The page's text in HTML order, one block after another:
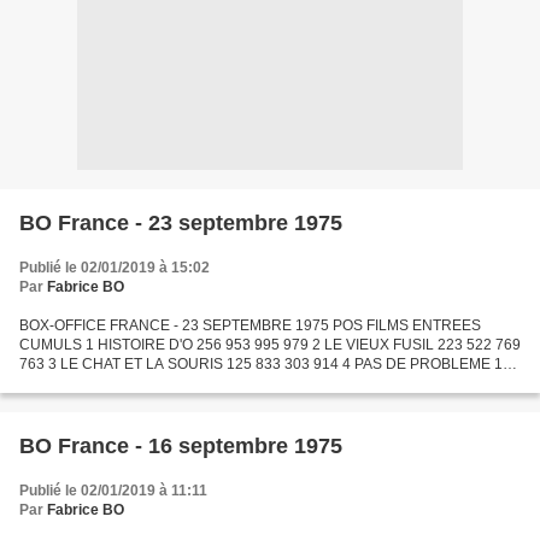
BO France - 23 septembre 1975
Publié le 02/01/2019 à 15:02
Par Fabrice BO
BOX-OFFICE FRANCE - 23 SEPTEMBRE 1975 POS FILMS ENTREES
CUMULS 1 HISTOIRE D'O 256 953 995 979 2 LE VIEUX FUSIL 223 522 769
763 3 LE CHAT ET LA SOURIS 125 833 303 914 4 PAS DE PROBLEME 110
VIVRE...
BO France - 16 septembre 1975
Publié le 02/01/2019 à 11:11
Par Fabrice BO